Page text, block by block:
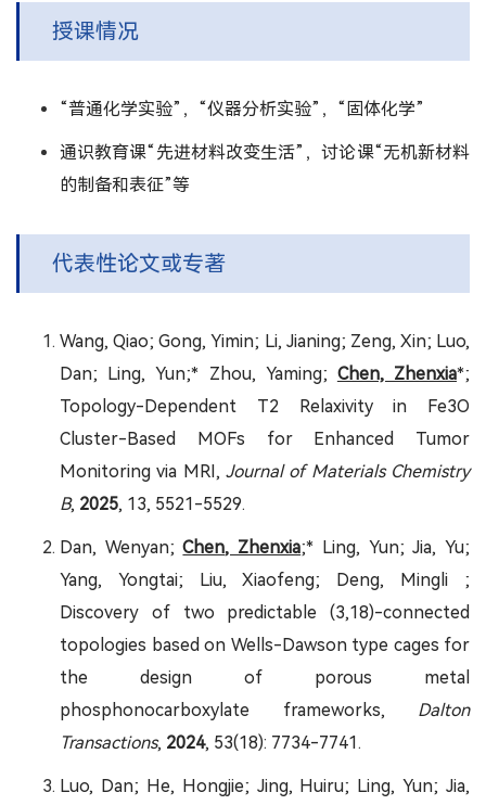
授课情况
“普通化学实验”，“仪器分析实验”，“固体化学”
通识教育课“先进材料改变生活”，讨论课“无机新材料
的制备和表征”等
代表性论文或专著
Wang, Qiao; Gong, Yimin; Li, Jianing; Zeng, Xin; Luo,
Dan; Ling, Yun;* Zhou, Yaming; Chen, Zhenxia*;
Topology-Dependent T2 Relaxivity in Fe3O
Cluster-Based MOFs for Enhanced Tumor
Monitoring via MRI, Journal of Materials Chemistry
B, 2025, 13, 5521-5529.
Dan, Wenyan;Chen, Zhenxia;* Ling, Yun; Jia, Yu;
Yang, Yongtai; Liu, Xiaofeng; Deng, Mingli ;
Discovery of two predictable (3,18)-connected
topologies based on Wells-Dawson type cages for
the design of porous metal
phosphonocarboxylate frameworks, Dalton
Transactions, 2024, 53(18): 7734-7741.
Luo, Dan; He, Hongjie; Jing, Huiru; Ling, Yun; Jia,